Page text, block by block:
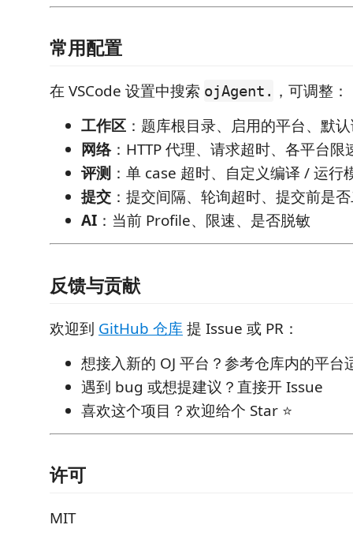
常用配置
在 VSCode 设置中搜索 ojAgent. ，可调整：
工作区 ：题库根目录、启用的平台、默
网络：HTTP 代理、请求超时、各平台限
评测 ：单 case 超时、自定义编译 / 运行
提交 ：提交间隔、轮询超时、提交前是
AI ：当前 Profile、限速、是否脱敏
反馈与贡献
欢迎到 GitHub 仓库提 Issue 或 PR：
想接入新的 OJ 平台？参考仓库内的平台
遇到 bug 或想提建议？直接开 Issue
喜欢这个项目？欢迎给个 Star ⭐
许可
MIT